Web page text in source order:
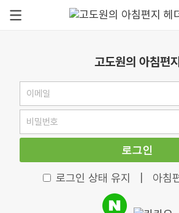
고도원의 아침편지
로그인
로그인 상태 유지 아침